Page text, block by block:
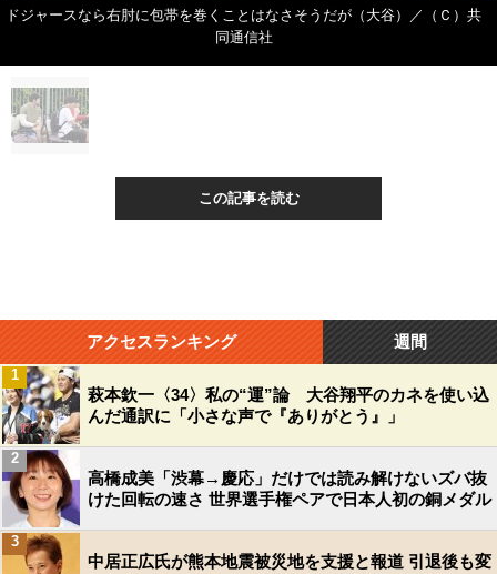
ドジャースなら右肘に包帯を巻くことはなさそうだが（大谷）／（Ｃ）共
同通信社
この記事を読む
アクセスランキング 週間
萩本欽一〈34〉私の“運”論 大谷翔平のカネを使い込
んだ通訳に「小さな声で『ありがとう』」
1
高橋成美「渋幕→慶応」だけでは読み解けないズバ抜
けた回転の速さ 世界選手権ペアで日本人初の銅メダル
2
中居正広氏が熊本地震被災地を支援と報道 引退後も変
3